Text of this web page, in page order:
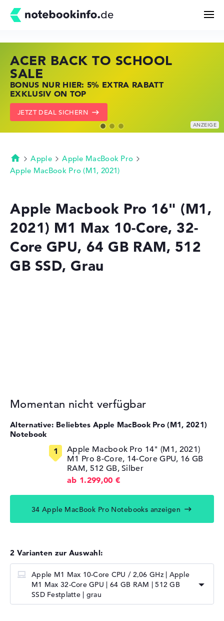
Kaufberatung
Technik & Wissen
Merkzettel
ACER BACK TO SCHOOL
SALE
BONUS NUR HIER: 5% EXTRA RABATT
EXKLUSIV ON TOP
JETZT DEAL SICHERN
HP STORE SSV DEALS
JETZT ZUGREIFEN: NOTEBOOKS BEI HP
KRÄFTIG REDUZIERT
ZU DEN HP ANGEBOTEN
LENOVO LAPTOP DEALS
NOTEBOOKS BEI LENOVO JETZT
KRÄFTIG REDUZIERT
LENOVO DEALS ZEIGEN
Startseite
Apple
Apple MacBook Pro
Apple MacBook Pro (M1, 2021)
Apple Macbook Pro 16" (M1,
2021) M1 Max 10-Core, 32-
Core GPU, 64 GB RAM, 512
GB SSD, Grau
Momentan nicht verfügbar
Alternative: Beliebtes Apple MacBook Pro (M1, 2021)
Notebook
Apple Macbook Pro 14" (M1, 2021)
M1 Pro 8-Core, 14-Core GPU, 16 GB
RAM, 512 GB, Silber
ab 1.299,00 €
34 Apple MacBook Pro Notebooks anzeigen
2 Varianten zur Auswahl:
Apple M1 Max 10-Core CPU / 2,06 GHz | Apple
M1 Max 32-Core GPU | 64 GB RAM | 512 GB
SSD Festplatte | grau